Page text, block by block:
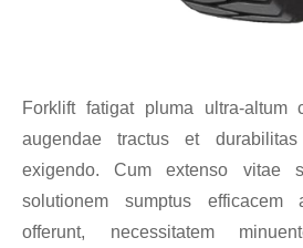
Forklift fatigat pluma ultra-altum
augendae tractus et
exigendo. Cum extenso vitae
solutionem sumptus efficacem
offerunt, necessitatem